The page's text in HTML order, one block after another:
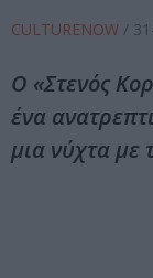
CULTURENOW /
O «Στενός
ένα
μια νύχτα με